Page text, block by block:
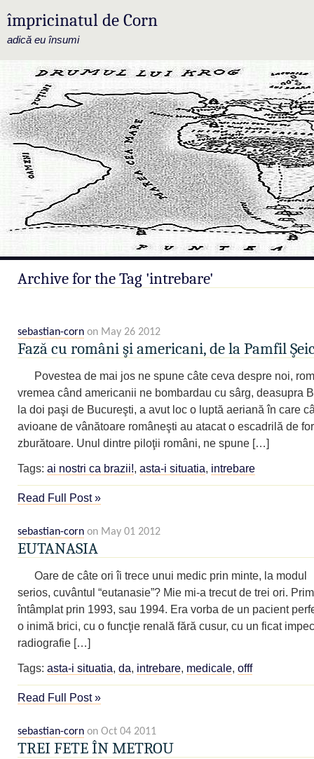
împricinatul de Corn
adică eu însumi
Archive for the Tag 'intrebare'
sebastian-corn on May 26 2012
Fază cu români şi americani, de la Pamfil
Povestea de mai jos ne spune câte ceva despre noi,
vremea când americanii ne bombardau cu sârg, deasupra
la doi paşi de Bucureşti, a avut loc o luptă aeriană în care
avioane de vânătoare româneşti au atacat o escadrilă de
zburătoare. Unul dintre piloţii români, ne spune […]
Tags: ai nostri ca brazii!, asta-i situatia, intrebare
Read Full Post »
sebastian-corn on May 01 2012
EUTANASIA
Oare de câte ori îi trece unui medic prin minte, la modul
serios, cuvântul “eutanasie”? Mie mi-a trecut de trei ori.
întâmplat prin 1993, sau 1994. Era vorba de un pacient
o inimă brici, cu o funcţie renală fără cusur, cu un ficat
radiografie […]
Tags: asta-i situatia, da, intrebare, medicale, offf
Read Full Post »
sebastian-corn on Oct 04 2011
TREI FETE ÎN METROU